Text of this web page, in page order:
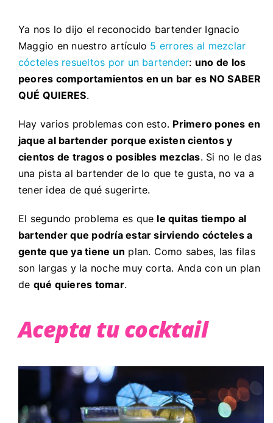
Ya nos lo dijo el reconocido bartender Ignacio
Maggio en nuestro artículo 5 errores al mezclar
cócteles resueltos por un bartender: uno de los
peores comportamientos en un bar es NO SABER
QUÉ QUIERES.
Hay varios problemas con esto. Primero pones en
jaque al bartender porque existen cientos y
cientos de tragos o posibles mezclas. Si no le das
una pista al bartender de lo que te gusta, no va a
tener idea de qué sugerirte.
El segundo problema es que le quitas tiempo al
bartender que podría estar sirviendo cócteles a
gente que ya tiene un plan. Como sabes, las filas
son largas y la noche muy corta. Anda con un plan
de qué quieres tomar.
Acepta tu cocktail